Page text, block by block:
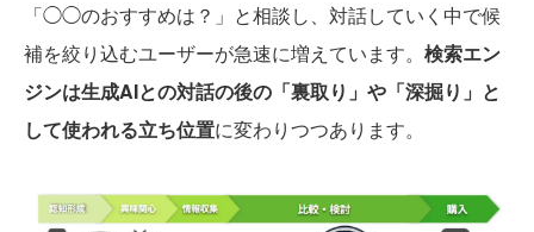
「◯◯のおすすめは？」と相談し、対話していく中で候
補を絞り込むユーザーが急速に増えています。 検索エン
ジンは生成AIとの対話の後の「裏取り」や「深掘り」と
して使われる立ち位置に変わりつつあります。